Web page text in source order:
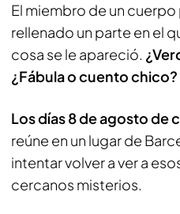
El miembro de un
rellenado un parte en el
cosa se le apareció.
¿Fábula o cuento chico?
Los días 8 de agosto de
reúne en un lugar de
intentar volver a ver a
cercanos misterios.